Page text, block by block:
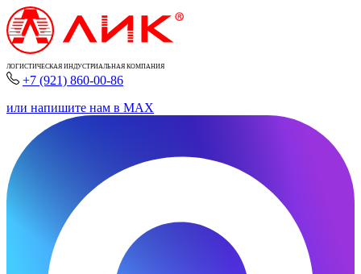
ЛОГИСТИЧЕСКАЯ ИНДУСТРИАЛЬНАЯ КОМПАНИЯ
+7 (921) 860-00-86
или напишите нам в MAX